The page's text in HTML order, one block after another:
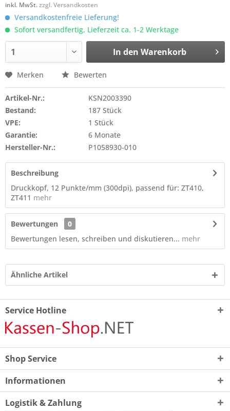
inkl. MwSt.zzgl. Versandkosten
Versandkostenfreie Lieferung!
Sofort versandfertig, Lieferzeit ca. 1-2 Werktage
In den Warenkorb
Merken Bewerten
Artikel-Nr.:
KSN2003390
Bestand:
187 Stück
VPE:
1 Stück
Garantie:
6 Monate
Hersteller-Nr.:
P1058930-010
Beschreibung
Druckkopf, 12 Punkte/mm (300dpi), passend für: ZT410,
ZT411 mehr
Bewertungen
0
Bewertungen lesen, schreiben und diskutieren... mehr
Ähnliche Artikel
Service Hotline
Shop Service
Informationen
Logistik & Zahlung